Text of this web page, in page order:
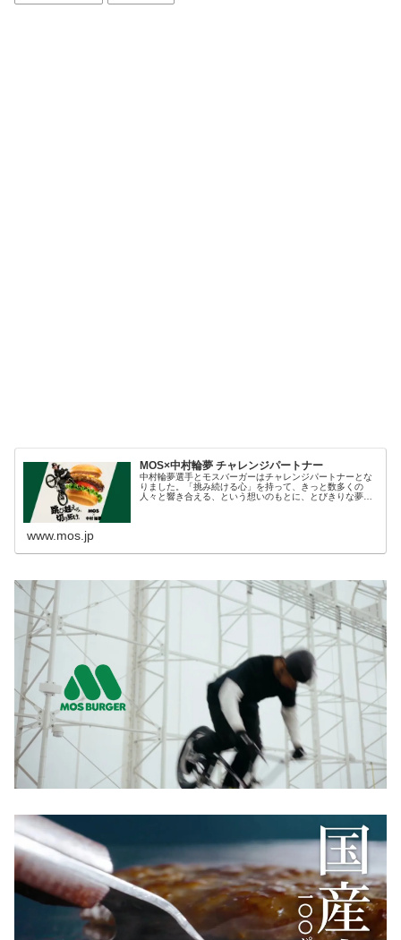
MOS×中村輪夢 チャレンジパートナー
中村輪夢選手とモスバーガーはチャレンジパートナーとな
りました。「挑み続ける心」を持って、きっと数多くの
人々と響き合える、という想いのもとに、とびきりな夢に
www.mos.jp